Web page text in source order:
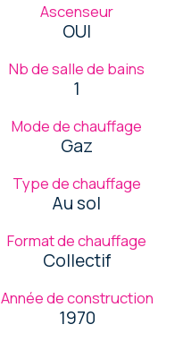
Ascenseur
OUI
Nb de salle de bains
1
Mode de chauffage
Gaz
Type de chauffage
Au sol
Format de chauffage
Collectif
Année de construction
1970